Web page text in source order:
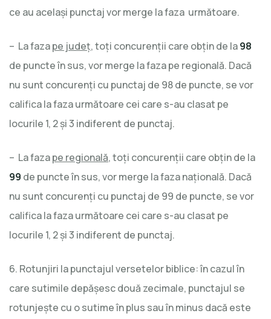
ce au acelaşi punctaj vor merge la faza următoare.
– La fazape judeţ, toţi concurenţii care obţin de la98
de puncte în sus, vor merge la faza pe regională. Dacă
nu sunt concurenţi cu punctaj de 98 de puncte, se vor
califica la faza următoare cei care s-au clasat pe
locurile 1, 2 şi 3 indiferent de punctaj.
– La fazape regională, toţi concurenţii care obţin de la
99 de puncte în sus, vor merge la faza naţională. Dacă
nu sunt concurenţi cu punctaj de 99 de puncte, se vor
califica la faza următoare cei care s-au clasat pe
locurile 1, 2 şi 3 indiferent de punctaj.
6. Rotunjiri la punctajul versetelor biblice: în cazul în
care sutimile depăşesc două zecimale, punctajul se
rotunjeşte cu o sutime în plus sau în minus dacă este